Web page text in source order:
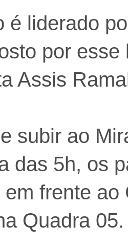
é liderado
por esse
Assis
subir ao
das 5h, os
em frente ao
Quadra 05.